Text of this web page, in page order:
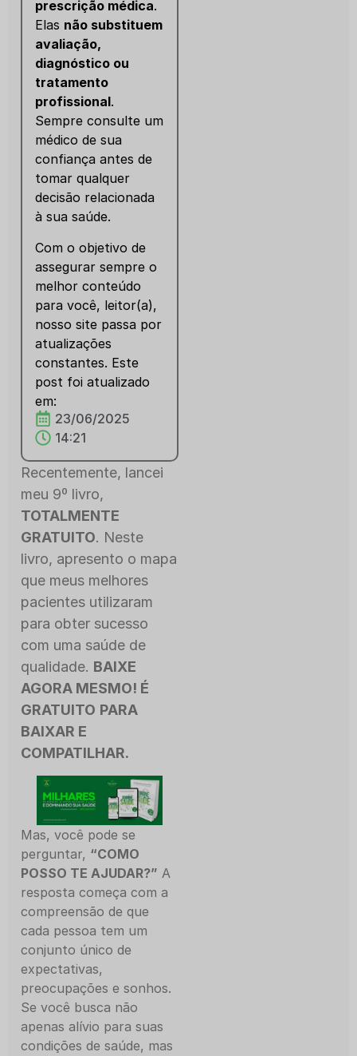
prescrição médica.
Elas não substituem
avaliação,
diagnóstico ou
tratamento
profissional.
Sempre consulte um
médico de sua
confiança antes de
tomar qualquer
decisão relacionada
à sua saúde.
Com o objetivo de
assegurar sempre o
melhor conteúdo
para você, leitor(a),
nosso site passa por
atualizações
constantes. Este
post foi atualizado
em:
23/06/2025
14:21
Recentemente, lancei
meu 9º livro,
TOTALMENTE
GRATUITO. Neste
livro, apresento o mapa
que meus melhores
pacientes utilizaram
para obter sucesso
com uma saúde de
qualidade. BAIXE
AGORA MESMO! É
GRATUITO PARA
BAIXAR E
COMPATILHAR.
Mas, você pode se
perguntar, “COMO
POSSO TE AJUDAR?” A
resposta começa com a
compreensão de que
cada pessoa tem um
conjunto único de
expectativas,
preocupações e sonhos.
Se você busca não
apenas alívio para suas
condições de saúde, mas